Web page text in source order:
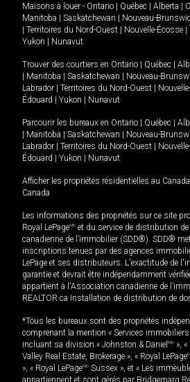
Maisons à louer - Ontario | Québec | Alberta |
Manitoba | Saskatchewan | Nouveau-
| Territoires du Nord-Ouest | Nouvelle-Écosse |
Yukon | Nunavut
Trouver des courtiers en Ontario | Québec |
| Manitoba | Saskatchewan | Nouveau-
Labrador | Territoires du Nord-Ouest |
Édouard | Yukon | Nunavut
Parcourir les bureaux en Ontario | Québec |
| Manitoba | Saskatchewan | Nouveau-
Labrador | Territoires du Nord-Ouest |
Édouard | Yukon | Nunavut
Afficher les propriétés résidentielles au Canada
Canada
Les informations des propriétés sur ce site
Royal LePageMD et du service de distribution
canadienne de l’immobilier (SDD®). SDD®
inscriptions tenues par des agences
LePage et ses distributeurs. L'exactitude de
garantie et devrait être indépendamment
appartient à l'Association canadienne de
REALTOR.ca Installation de distribution de
*Tous les bureaux sont des propriétés
comprenant la mention « Services immobiliers
incluant sa division « Johnston & Daniel MD »,
Valley Real Estate, Brokerage », « Royal LePage
», « Royal LePageMD Sussex », et « Les
appartiennent et sont gérés par Bridgemarq